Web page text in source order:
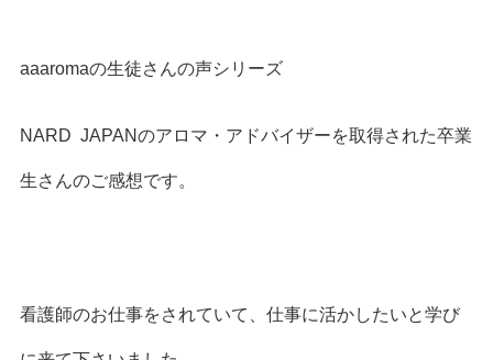
aaaromaの生徒さんの声シリーズ
NARD JAPANのアロマ・アドバイザーを取得された卒業
生さんのご感想です。
看護師のお仕事をされていて、仕事に活かしたいと学び